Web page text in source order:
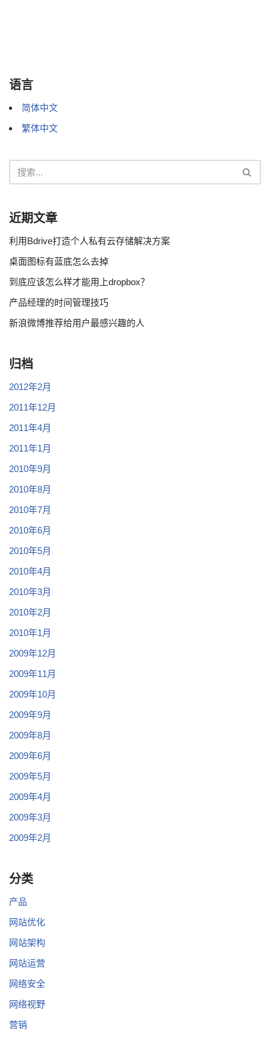
语言
简体中文
繁体中文
近期文章
利用Bdrive打造个人私有云存储解决方案
桌面图标有蓝底怎么去掉
到底应该怎么样才能用上dropbox？
产品经理的时间管理技巧
新浪微博推荐给用户最感兴趣的人
归档
2012年2月
2011年12月
2011年4月
2011年1月
2010年9月
2010年8月
2010年7月
2010年6月
2010年5月
2010年4月
2010年3月
2010年2月
2010年1月
2009年12月
2009年11月
2009年10月
2009年9月
2009年8月
2009年6月
2009年5月
2009年4月
2009年3月
2009年2月
分类
产品
网站优化
网站架构
网站运营
网络安全
网络视野
营销